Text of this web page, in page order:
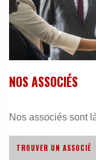
NOS ASSOCIÉS
Nos associés sont
TROUVER UN ASSOCIÉ